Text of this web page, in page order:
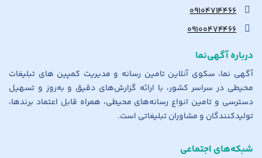
۰۹۱۰۴۷۱۴۴۶۶
۰۹۱۰۰۴۷۴۴۶۶
درباره آگهی‌نما
آگهی نما، سکوی آنلاین تامین رسانه و مدیریت کمپین های تبلیغات
محیطی در سراسر کشور، با ارائه گزارش‌های دقیق و به‌روز و تسهیل
دسترسی و تامین انواع رسانه‌های محیطی، همراه قابل اعتماد برندها،
تولیدکنندگان و مشاوران تبلیغاتی است.
شبکه‌های اجتماعی